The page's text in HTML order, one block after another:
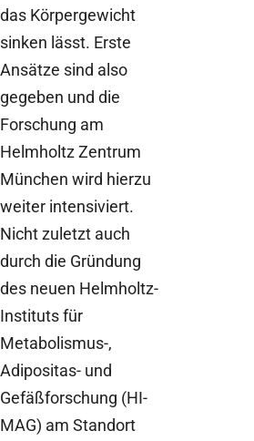
das Körpergewicht
sinken lässt. Erste
Ansätze sind also
gegeben und die
Forschung am
Helmholtz Zentrum
München wird hierzu
weiter intensiviert.
Nicht zuletzt auch
durch die Gründung
des neuen Helmholtz-
Instituts für
Metabolismus-,
Adipositas- und
Gefäßforschung (HI-
MAG) am Standort